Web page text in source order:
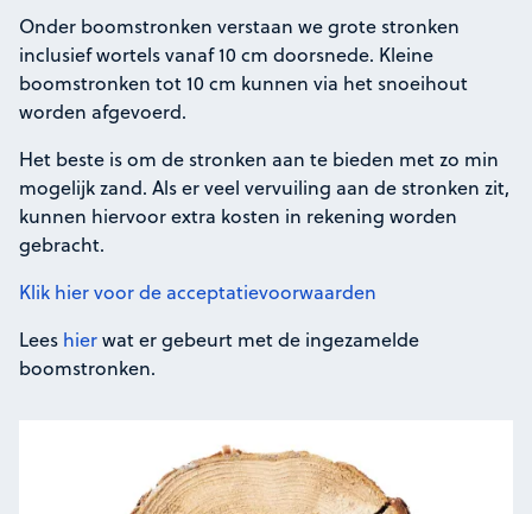
Onder boomstronken verstaan we grote stronken
inclusief wortels vanaf 10 cm doorsnede. Kleine
boomstronken tot 10 cm kunnen via het snoeihout
worden afgevoerd.
Het beste is om de stronken aan te bieden met zo min
mogelijk zand. Als er veel vervuiling aan de stronken zit,
kunnen hiervoor extra kosten in rekening worden
gebracht.
Klik hier voor de acceptatievoorwaarden
Lees hierwat er gebeurt met de ingezamelde
boomstronken.